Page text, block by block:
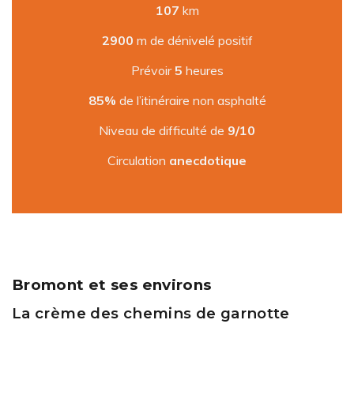
107 km
2900 m de dénivelé positif
Prévoir5 heures
85% de l’itinéraire non asphalté
Niveau de difficulté de 9/10
Circulation anecdotique
Bromont et ses environs
La crème des chemins de garnotte